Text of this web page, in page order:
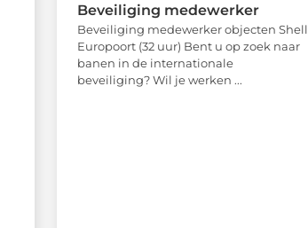
Beveiliging medewerker
Beveiliging medewerker objecten Shell
Europoort (32 uur) Bent u op zoek naar
banen in de internationale
beveiliging? Wil je werken ...